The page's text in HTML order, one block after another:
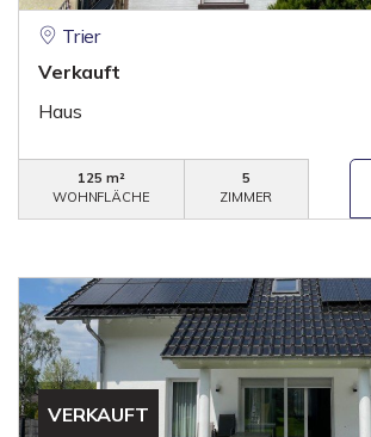
Trier
Verkauft
Haus
125 m²
WOHNFLÄCHE
5
ZIMMER
VERKAUFT